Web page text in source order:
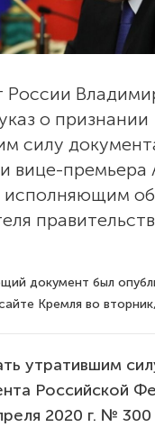
России
о признании
силу
вице-премьера
исполняющим
документ был
Кремля во
утратившим
Российской
2020 г. №